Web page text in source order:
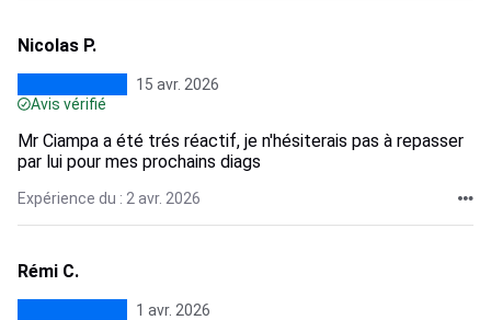
Nicolas P.
15 avr. 2026
Avis vérifié
Mr Ciampa a été trés réactif, je n'hésiterais pas à repasser
par lui pour mes prochains diags
Expérience du : 2 avr. 2026
Rémi C.
1 avr. 2026